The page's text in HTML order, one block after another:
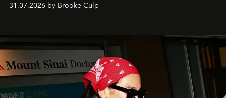
31.07.2026 by Brooke Culp